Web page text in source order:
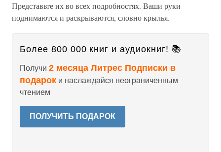
Представьте их во всех подробностях. Ваши руки
поднимаются и раскрываются, словно крылья.
Более 800 000 книг и аудиокниг! 📚
Получи 2 месяца Литрес Подписки в
подарок и наслаждайся неограниченным
чтением
ПОЛУЧИТЬ ПОДАРОК